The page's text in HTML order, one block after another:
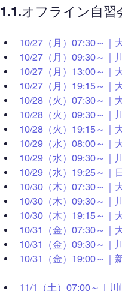
1.1.オフライン自習
10/27（月）07:30～｜
10/27（月）09:30～｜
10/27（月）13:00～｜
10/27（月）19:15～｜
10/28（火）07:30～｜
10/28（火）09:30～｜
10/28（火）19:15～｜
10/29（水）08:00～｜
10/29（水）09:30～｜
10/29（水）19:25～｜
10/30（木）07:30～｜
10/30（木）09:30～｜
10/30（木）19:15～｜
10/31（金）07:30～｜
10/31（金）09:30～｜
10/31（金）19:00～｜
11/1（土）07:00～｜川